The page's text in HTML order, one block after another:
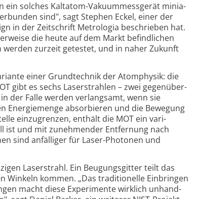
ein solches Kaltatom-Vakuum­mess­gerät minia­
sind", sagt Stephen Eckel, einer der
in der Zeit­schrift Metrologia beschrie­ben hat.
die heute auf dem Markt befindlichen
zurzeit getestet, und in naher Zukunft
einer Grund­technik der Atom­physik: die
gibt es sechs Laser­strahlen – zwei gegen­über­
der Falle werden ver­lang­samt, wenn sie
Energie­menge absor­bieren und die Bewegung
einzu­grenzen, enthält die MOT ein vari­
ist und mit zu­neh­mender Entfernung nach
sind anfälliger für Laser-Photonen und
Laser­strahl. Ein Beugungs­gitter teilt das
Winkeln kommen. „Das traditionelle Ein­bringen
macht diese Experi­mente wirklich un­hand­